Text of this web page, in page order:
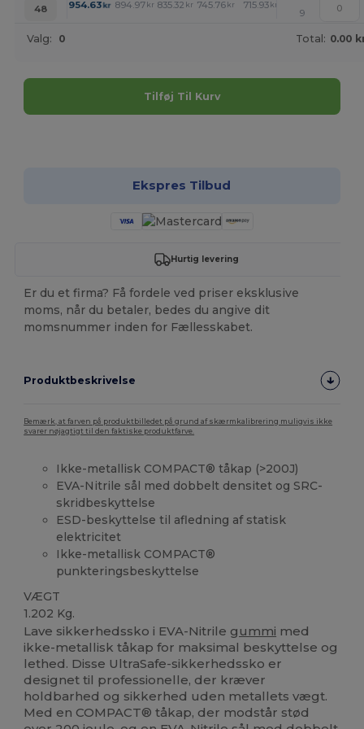
48
954.63kr 894.97 kr 835.32 kr 745.76 kr 715.93 kr +
9
Valg: 0 Total: 0.00
Tilføj Til Kurv
Ekspres Tilbud
Hurtig levering
Er du et firma? Få fordele ved priser eksklusive
moms, når du betaler, bedes du angive dit
momsnummer inden for Fællesskabet.
Produktbeskrivelse
Bemærk, at farven på produktbilledet på grund af skærmkalibrering muligvis ikke
svarer nøjagtigt til den faktiske produktfarve.
Ikke-metallisk COMPACT® tåkap (>200J)
EVA-Nitrile sål med dobbelt densitet og SRC-
skridbeskyttelse
ESD-beskyttelse til afledning af statisk
elektricitet
Ikke-metallisk COMPACT®
punkteringsbeskyttelse
VÆGT
1.202 Kg.
Lave sikkerhedssko i EVA-Nitrile gummi med
ikke-metallisk tåkap for maksimal beskyttelse og
lethed. Disse UltraSafe-sikkerhedssko er
designet til professionelle, der kræver
holdbarhed og sikkerhed uden metallets vægt.
Med en COMPACT® tåkap, der modstår stød